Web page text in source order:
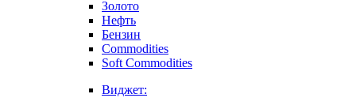
Карта процентных ставок
Commodities
Золото
Бензин